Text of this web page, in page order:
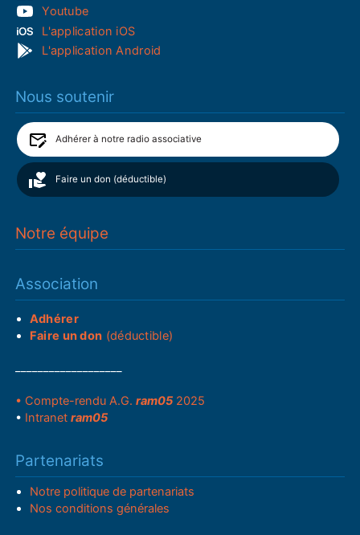
Youtube
L'application iOS
L'application Android
Nous soutenir
Adhérer à notre radio associative
Faire un don (déductible)
Notre équipe
Association
Adhérer
Faire un don (déductible)
• Compte-rendu A.G.ram05 2025
• Intranetram05
Partenariats
Notre politique de partenariats
Nos conditions générales